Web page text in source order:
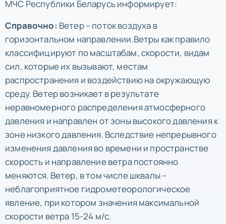
МЧС Республики Беларусь информирует:
Справочно: Ветер – поток воздуха в
горизонтальном направлении.Ветры как правило
классифицируют по масштабам, скорости, видам
сил, которые их вызывают, местам
распространения и воздействию на окружающую
среду. Ветер возникает в результате
неравномерного распределения атмосферного
давления и направлен от зоны высокого давления к
зоне низкого давления. Вследствие непрерывного
изменения давления во времени и пространстве
скорость и направление ветра постоянно
меняются. Ветер, в том числе шквалы –
неблагоприятное гидрометеорологическое
явление, при котором значения максимальной
скорости ветра 15-24 м/с.